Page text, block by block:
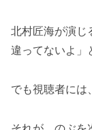
北村匠海が演じ
違ってないよ」
でも視聴者には、